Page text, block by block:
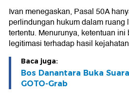
Ivan menegaskan, Pasal 50A
perlindungan hukum dalam ruang
tertentu. Menurunya, ketentuan
legitimasi terhadap hasil
Baca juga:
Bos Danantara Buka
GOTO-Grab